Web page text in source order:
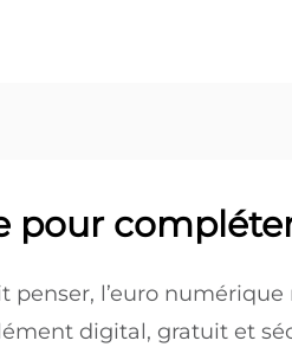
penser, l’euro
digital, gratuit et